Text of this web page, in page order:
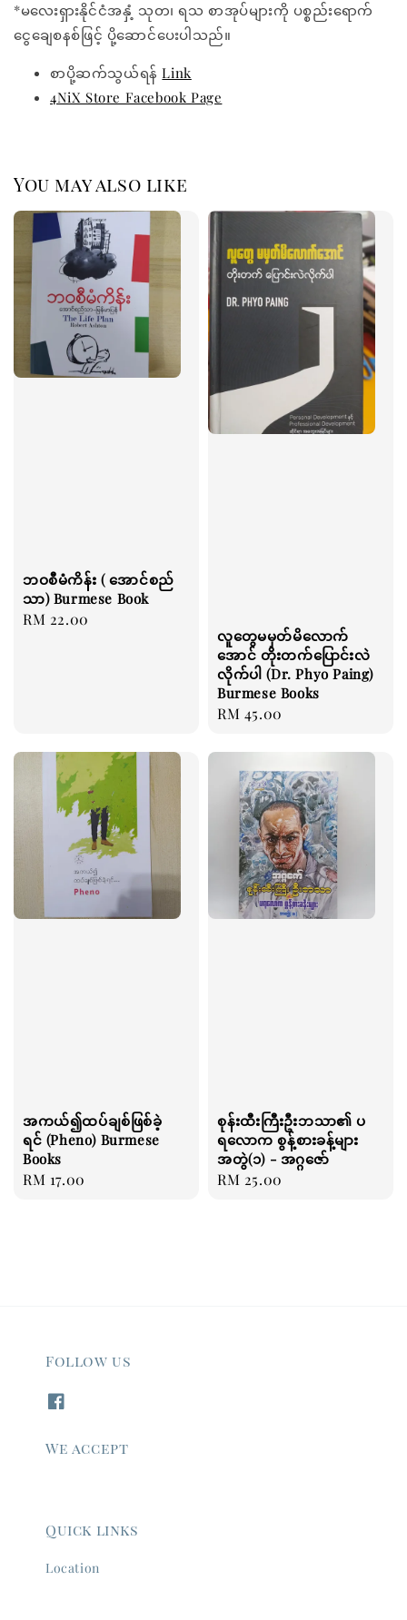
*မလေးရှားနိုင်ငံအနှံ့ သုတ၊ ရသ စာအုပ်များကို ပစ္စည်းရောက်
ငွေချေစနစ်ဖြင့် ပို့ဆောင်ပေးပါသည်။
စာပို့ဆက်သွယ်ရန်Link
4NiX Store Facebook Page
You may also like
ဘဝစီမံကိန်း ( အောင်စည်
သာ) Burmese Book
Regular
RM 22.00
လူတွေမမှတ်မိလောက်
အောင် တိုးတက်ပြောင်းလဲ
လိုက်ပါ (Dr. Phyo Paing)
Burmese Books
Regular
RM 45.00
အကယ်၍ထပ်ချစ်ဖြစ်ခဲ့
ရင် (Pheno) Burmese
Books
Regular
RM 17.00
စုန်းထီးကြီးဦးဘသာ၏ ပ
ရလောက စွန့်စားခန့်များ
အတွဲ(၁) - အဂ္ဂဇော်
Regular
RM 25.00
Follow us
We accept
Quick links
Location